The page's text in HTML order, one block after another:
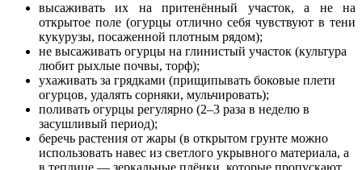
высаживать их на притенённый участок, а не на
открытое поле (огурцы отлично себя чувствуют в тени
кукурузы, посаженной плотным рядом);
не высаживать огурцы на глинистый участок (культура
любит рыхлые почвы, торф);
ухаживать за грядками (прищипывать боковые плети
огурцов, удалять сорняки, мульчировать);
поливать огурцы регулярно (2–3 раза в неделю в
засушливый период);
беречь растения от жары (в открытом грунте можно
использовать навес из светлого укрывного материала, а